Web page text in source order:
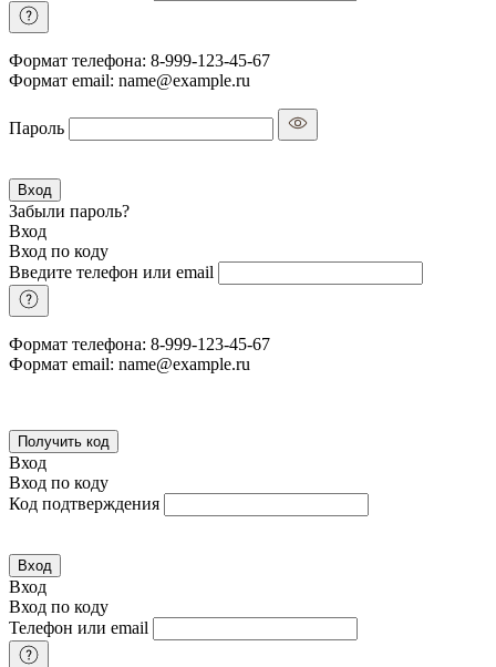
Формат телефона: 8-999-123-45-67
Формат email: name@example.ru
Пароль
Вход
Забыли пароль?
Вход
Вход по коду
Введите телефон или email
Формат телефона: 8-999-123-45-67
Формат email: name@example.ru
Получить код
Вход
Вход по коду
Код подтверждения
Вход
Вход
Вход по коду
Телефон или email